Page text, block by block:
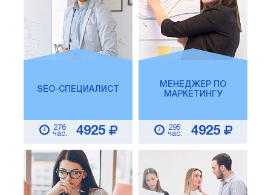
SEO-СПЕЦИАЛИСТ
276
час.
4925
МЕНЕДЖЕР ПО
МАРКЕТИНГУ
295
час.
4925